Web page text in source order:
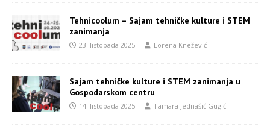
Tehnicoolum – Sajam tehničke kulture i STEM
zanimanja
23. listopada 2025. Lorena Knežević
Sajam tehničke kulture i STEM zanimanja u
Gospodarskom centru
14. listopada 2025. Tamara Jednašić Gugić